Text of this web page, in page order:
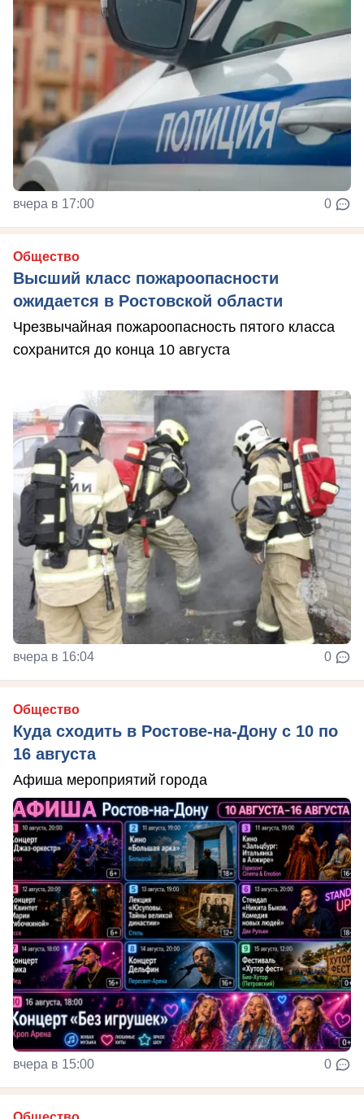
вчера в 17:00 0
Общество
Высший класс пожароопасности
ожидается в Ростовской области
Чрезвычайная пожароопасность пятого класса
сохранится до конца 10 августа
вчера в 16:04 0
Общество
Куда сходить в Ростове-на-Дону с 10 по
16 августа
Афиша мероприятий города
вчера в 15:00 0